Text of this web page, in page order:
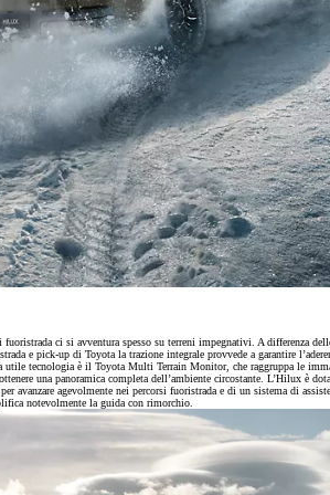
fuoristrada ci si avventura spesso su terreni impegnativi. A differenza
e pick-up di Toyota la trazione integrale provvede a garantire
utile tecnologia è il Toyota Multi Terrain Monitor, che raggruppa le
una panoramica completa dell’ambiente circostante. L’Hilux è
avanzare agevolmente nei percorsi fuoristrada e di un sistema di
notevolmente la guida con rimorchio.